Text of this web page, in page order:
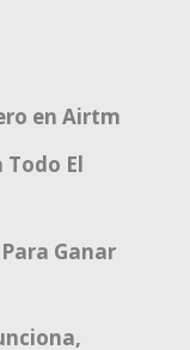
en Airtm
Todo El
Ganar